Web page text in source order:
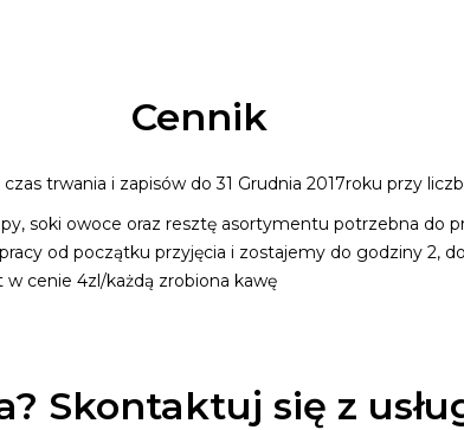
Cennik
trwania i zapisów do 31 Grudnia 2017roku przy
soki owoce oraz resztę asortymentu potrzebna do
od początku przyjęcia i zostajemy do godziny 2,
cenie 4zl/każdą zrobiona kawę
Skontaktuj się z